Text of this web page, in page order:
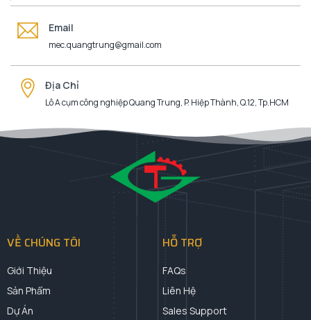
Email
mec.quangtrung@gmail.com
Địa Chỉ
Lô A cụm công nghiệp Quang Trung, P. Hiệp Thành, Q.12, Tp.HCM
VỀ CHÚNG TÔI
Giới Thiệu
Sản Phẩm
Dự Án
HỖ TRỢ
FAQs
Liên Hệ
Sales Support